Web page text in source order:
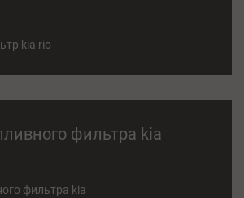
kia rio
фильтра kia
фильтра kia